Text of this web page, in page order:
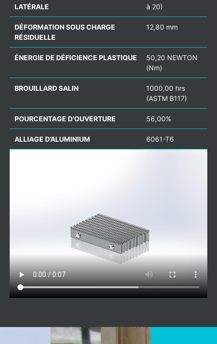
LATÉRALE
à 20)
DÉFORMATION SOUS CHARGE
RÉSIDUELLE
12,80 mm
ÉNERGIE DE DÉFICIENCE PLASTIQUE
50,20 NEWTON
(Nm)
BROUILLARD SALIN
1000,00 hrs
(ASTM B117)
POURCENTAGE D’OUVERTURE 56,00%
ALLIAGE D’ALUMINIUM 6061-T6